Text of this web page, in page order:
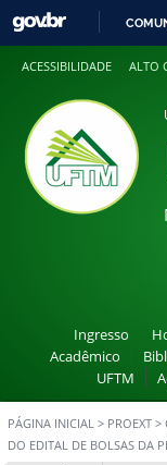
ACESSIBILIDADE ALTO
Ingresso
Acadêmico
UFTM
PÁGINA INICIAL > PROEXT >
DO EDITAL DE BOLSAS DA